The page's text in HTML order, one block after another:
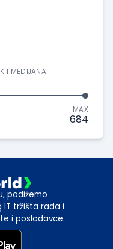
I MEDIJANA
MAX
684
podižemo
tržišta rada i
i poslodavce.